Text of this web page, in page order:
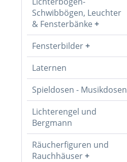
Schwibbögen, Leuchter
& Fensterbänke
Fensterbilder
Laternen
Spieldosen - Musikdosen
Lichterengel und
Bergmann
Räucherfiguren und
Rauchhäuser